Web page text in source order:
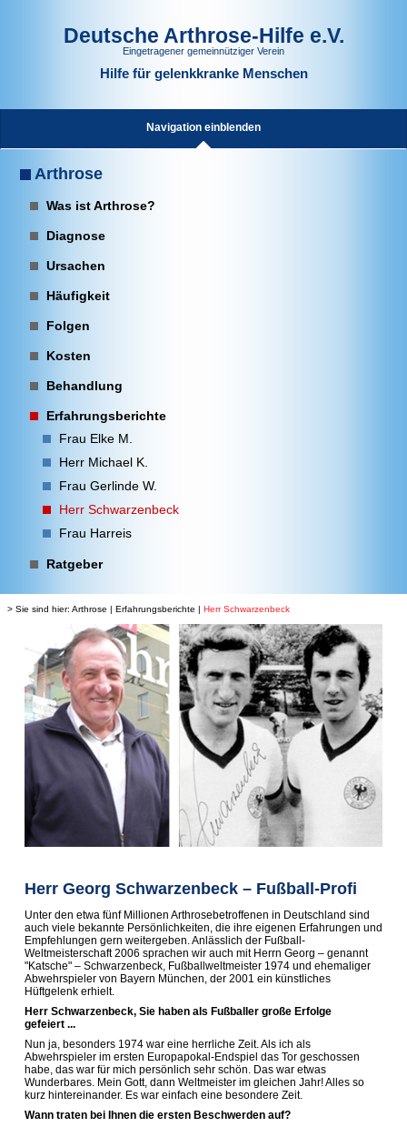
Deutsche Arthrose-Hilfe e.V.
Eingetragener gemeinnütziger Verein
Hilfe für gelenkkranke Menschen
Navigation einblenden
Arthrose
Was ist Arthrose?
Diagnose
Ursachen
Häufigkeit
Folgen
Kosten
Behandlung
Erfahrungsberichte
Frau Elke M.
Herr Michael K.
Frau Gerlinde W.
Herr Schwarzenbeck
Frau Harreis
Ratgeber
> Sie sind hier: Arthrose | Erfahrungsberichte | Herr Schwarzenbeck
Herr Georg Schwarzenbeck – Fußball-Profi
Unter den etwa fünf Millionen Arthrosebetroffenen in Deutschland sind
auch viele bekannte Persönlichkeiten, die ihre eigenen Erfahrungen und
Empfehlungen gern weitergeben. Anlässlich der Fußball-
Weltmeisterschaft 2006 sprachen wir auch mit Herrn Georg – genannt
"Katsche" – Schwarzenbeck, Fußballweltmeister 1974 und ehemaliger
Abwehrspieler von Bayern München, der 2001 ein künstliches
Hüftgelenk erhielt.
Herr Schwarzenbeck, Sie haben als Fußballer große Erfolge
gefeiert ...
Nun ja, besonders 1974 war eine herrliche Zeit. Als ich als
Abwehrspieler im ersten Europapokal-Endspiel das Tor geschossen
habe, das war für mich persönlich sehr schön. Das war etwas
Wunderbares. Mein Gott, dann Weltmeister im gleichen Jahr! Alles so
kurz hintereinander. Es war einfach eine besondere Zeit.
Wann traten bei Ihnen die ersten Beschwerden auf?